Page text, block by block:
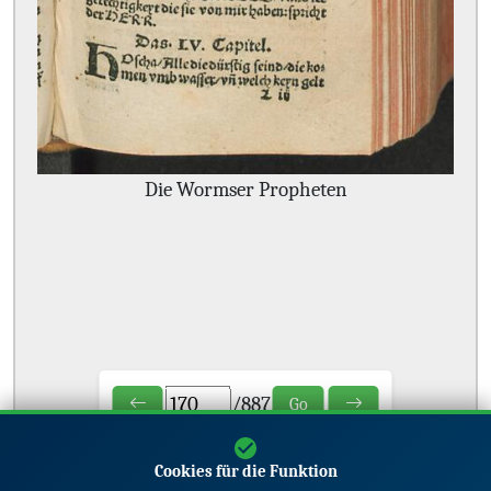
Die Wormser Propheten
/887 Go
Cookies für die Funktion